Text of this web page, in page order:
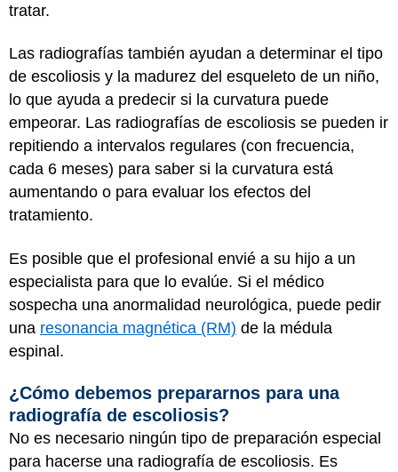
tratar.
Las radiografías también ayudan a determinar el tipo
de escoliosis y la madurez del esqueleto de un niño,
lo que ayuda a predecir si la curvatura puede
empeorar. Las radiografías de escoliosis se pueden ir
repitiendo a intervalos regulares (con frecuencia,
cada 6 meses) para saber si la curvatura está
aumentando o para evaluar los efectos del
tratamiento.
Es posible que el profesional envié a su hijo a un
especialista para que lo evalúe. Si el médico
sospecha una anormalidad neurológica, puede pedir
una resonancia magnética (RM) de la médula
espinal.
¿Cómo debemos prepararnos para una
radiografía de escoliosis?
No es necesario ningún tipo de preparación especial
para hacerse una radiografía de escoliosis. Es